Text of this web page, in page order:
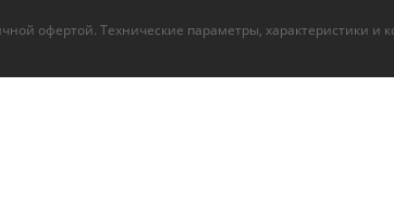
офертой. Технические параметры, характеристики и